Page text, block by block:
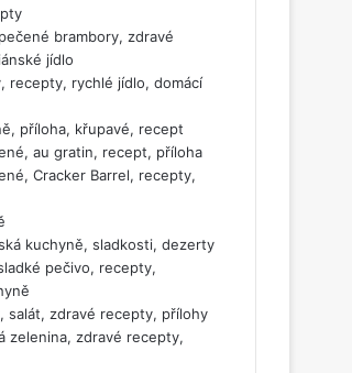
brambory, zdravé
jídlo
recepty, rychlé jídlo, domácí
příloha, křupavé, recept
au gratin, recept, příloha
Cracker Barrel, recepty,
kuchyně, sladkosti, dezerty
pečivo, recepty,
salát, zdravé recepty, přílohy
zelenina, zdravé recepty,